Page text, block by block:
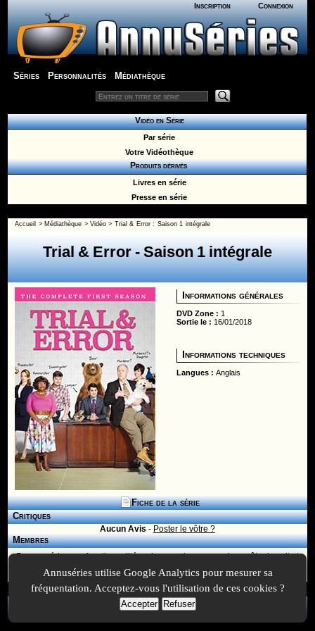
Inscription Connexion
Séries Personnalités Médiathèque
Vidéo en Série
Par série
Votre Vidéothèque
Produits dérivés
Livres en série
Presse en série
Accueil > Médiathèque >Vidéo > Trial & Error: Saison 1 intégrale
Trial & Error- Saison 1 intégrale
Informations générales
DVD Zone : 1
Sortie le : 16/01/2018
Informations techniques
Langues :Anglais
Fiche de la série
Critiques
Aucun Avis - Poster le vôtre ?
Membres
Pour accéder aux fonctionnalitées des membres, vous devez êtreinscritet
Contactez-nous-A-Suivre.org-
Annuséries utilise Google Analytics pour mesurer sa
fréquentation. Acceptez-vous l'utilisation de ces cookies ?
Accepter Refuser